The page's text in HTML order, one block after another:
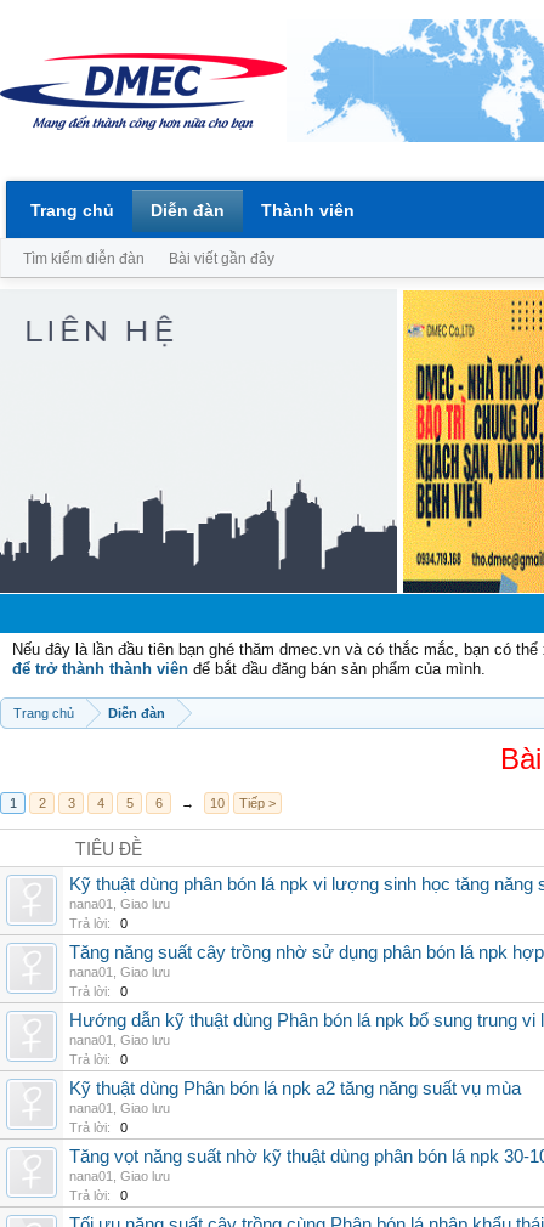
Nếu đây là lần đầu tiên bạn ghé thăm dmec.vn và có thắc mắc, bạn có
để trở thành thành viên để bắt đầu đăng bán sản phẩm của mình.
Trang chủ Diễn đàn
1 2 3 4 5 6 → 10 Tiếp >
TIÊU ĐỀ
Kỹ thuật dùng phân bón lá npk vi lượng sinh học tăng năng
nana01
Giao lưu
Trả lời:
0
Tăng năng suất cây trồng nhờ sử dụng phân bón lá npk
nana01
Giao lưu
Trả lời:
0
Hướng dẫn kỹ thuật dùng Phân bón lá npk bổ sung trung vi
nana01
Giao lưu
Trả lời:
0
Kỹ thuật dùng Phân bón lá npk a2 tăng năng suất vụ mùa
nana01
Giao lưu
Trả lời:
0
Tăng vọt năng suất nhờ kỹ thuật dùng phân bón lá npk 30-
nana01
Giao lưu
Trả lời:
0
Trang chủ Diễn đàn
Tìm kiếm diễn đàn Bài viết gần đây
Thành viên